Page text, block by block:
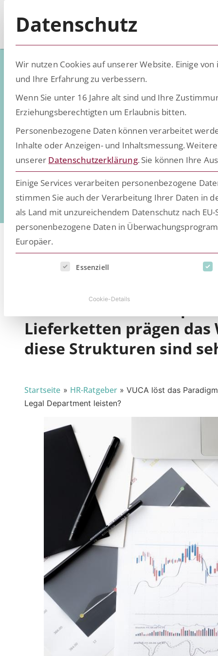
VUCA löst
kann das
Verschiedene
Lieferketten prägen
diese Strukturen sind
Startseite » HR-Ratgeber »VUCA löst das
Legal Department leisten?
Datenschutz
Wir nutzen Cookies auf unserer Website. Einige
und Ihre Erfahrung zu verbessern.
Wenn Sie unter 16 Jahre alt sind und Ihre
Erziehungsberechtigten um Erlaubnis bitten.
Personenbezogene Daten können verarbeitet
Inhalte oder Anzeigen- und Inhaltsmessung.
unserer Datenschutzerklärung. Sie können Ihre
Einige Services verarbeiten personenbezogene
stimmen Sie auch der Verarbeitung Ihrer Daten in
als Land mit unzureichendem Datenschutz nach
personenbezogene Daten in
Europäer.
Es folgt eine Liste der Service-Gruppen, für die eine
Essenziell
Cookie-Details